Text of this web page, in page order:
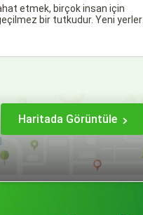
etmek, birçok insan için
bir tutkudur. Yeni yerler
Haritada Görüntüle